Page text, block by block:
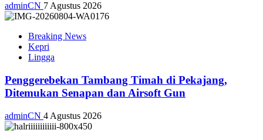
adminCN 7 Agustus 2026
Breaking News
Kepri
Lingga
Penggerebekan Tambang Timah di Pekajang,
Ditemukan Senapan dan Airsoft Gun
adminCN 4 Agustus 2026